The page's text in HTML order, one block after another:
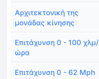
Αρχιτεκτονική της
μονάδας κίνησης
Επιτάχυνση 0 - 100 χλμ/
ώρα
Επιτάχυνση 0 - 62 Mph